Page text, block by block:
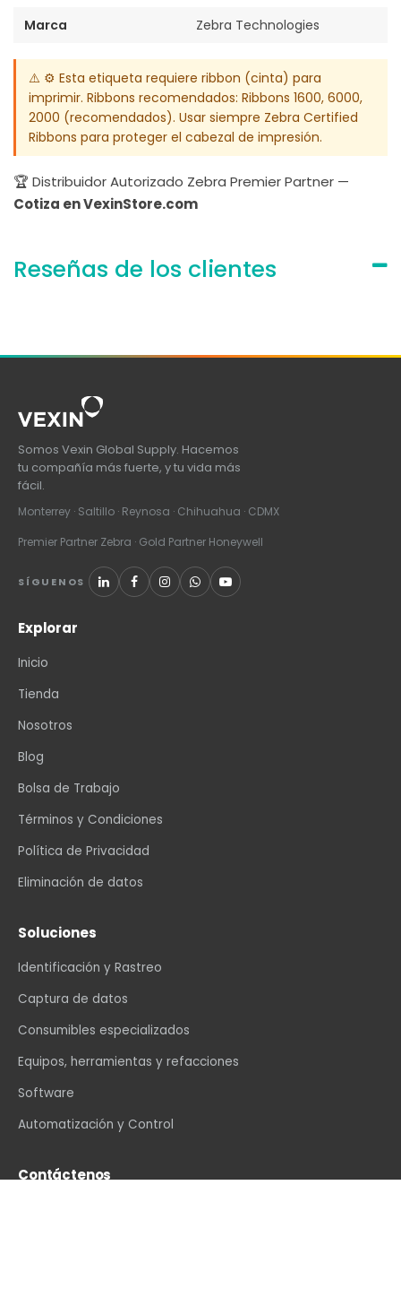
Marca
Zebra Technologies
⚠️ ⚙️ Esta etiqueta requiere ribbon (cinta) para
imprimir. Ribbons recomendados: Ribbons 1600, 6000,
2000 (recomendados). Usar siempre Zebra Certified
Ribbons para proteger el cabezal de impresión.
🏆 Distribuidor Autorizado Zebra Premier Partner —
Cotiza en VexinStore.com
Reseñas de los clientes
Somos Vexin Global Supply. Hacemos
tu compañía más fuerte, y tu vida más
fácil.
Monterrey · Saltillo · Reynosa · Chihuahua · CDMX
Premier Partner Zebra · Gold Partner Honeywell
SÍGUENOS
Explorar
Inicio
Tienda
Nosotros
Blog
Bolsa de Trabajo
Términos y Condiciones
Política de Privacidad
Eliminación de datos
Soluciones
Identificación y Rastreo
Captura de datos
Consumibles especializados
Equipos, herramientas y refacciones
Software
Automatización y Control
Contáctenos